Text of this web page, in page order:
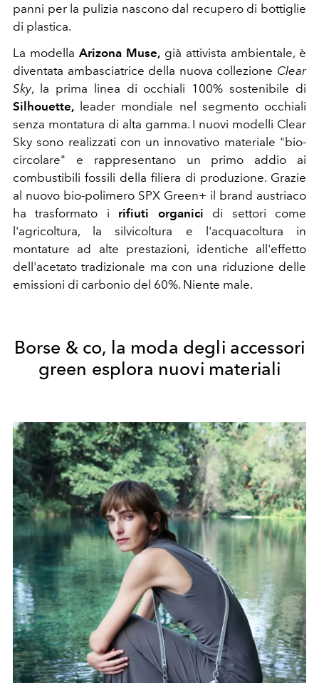
panni per la pulizia nascono dal recupero di bottiglie
di plastica.
La modella Arizona Muse, già attivista ambientale, è
diventata ambasciatrice della nuova collezione Clear
Sky, la prima linea di occhiali 100% sostenibile di
Silhouette, leader mondiale nel segmento occhiali
senza montatura di alta gamma. I nuovi modelli Clear
Sky sono realizzati con un innovativo materiale "bio-
circolare" e rappresentano un primo addio ai
combustibili fossili della filiera di produzione. Grazie
al nuovo bio-polimero SPX Green+ il brand austriaco
ha trasformato i rifiuti organici di settori come
l'agricoltura, la silvicoltura e l'acquacoltura in
montature ad alte prestazioni, identiche all'effetto
dell'acetato tradizionale ma con una riduzione delle
emissioni di carbonio del 60%. Niente male.
Borse & co, la moda degli accessori
green esplora nuovi materiali